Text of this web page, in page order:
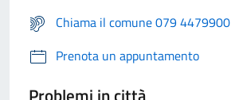
Chiama il comune 079 4479900
Prenota un appuntamento